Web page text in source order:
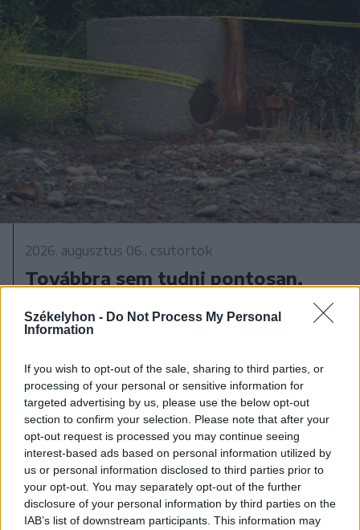
Székelyhon - Do Not Process My Personal
Information
If you wish to opt-out of the sale, sharing to third parties, or
processing of your personal or sensitive information for
targeted advertising by us, please use the below opt-out
section to confirm your selection. Please note that after your
opt-out request is processed you may continue seeing
interest-based ads based on personal information utilized by
us or personal information disclosed to third parties prior to
your opt-out. You may separately opt-out of the further
disclosure of your personal information by third parties on the
IAB’s list of downstream participants. This information may
2026. augusztus 06., csütörtök
Továbbra sem tudni pontosan,
Szejkefürdőn